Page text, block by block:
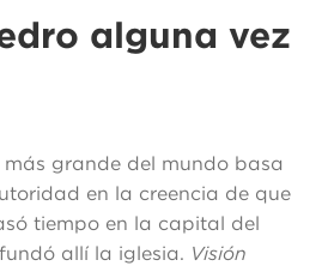
alguna vez
grande del mundo basa
en la creencia de que
tiempo en la capital del
allí la iglesia. Visión